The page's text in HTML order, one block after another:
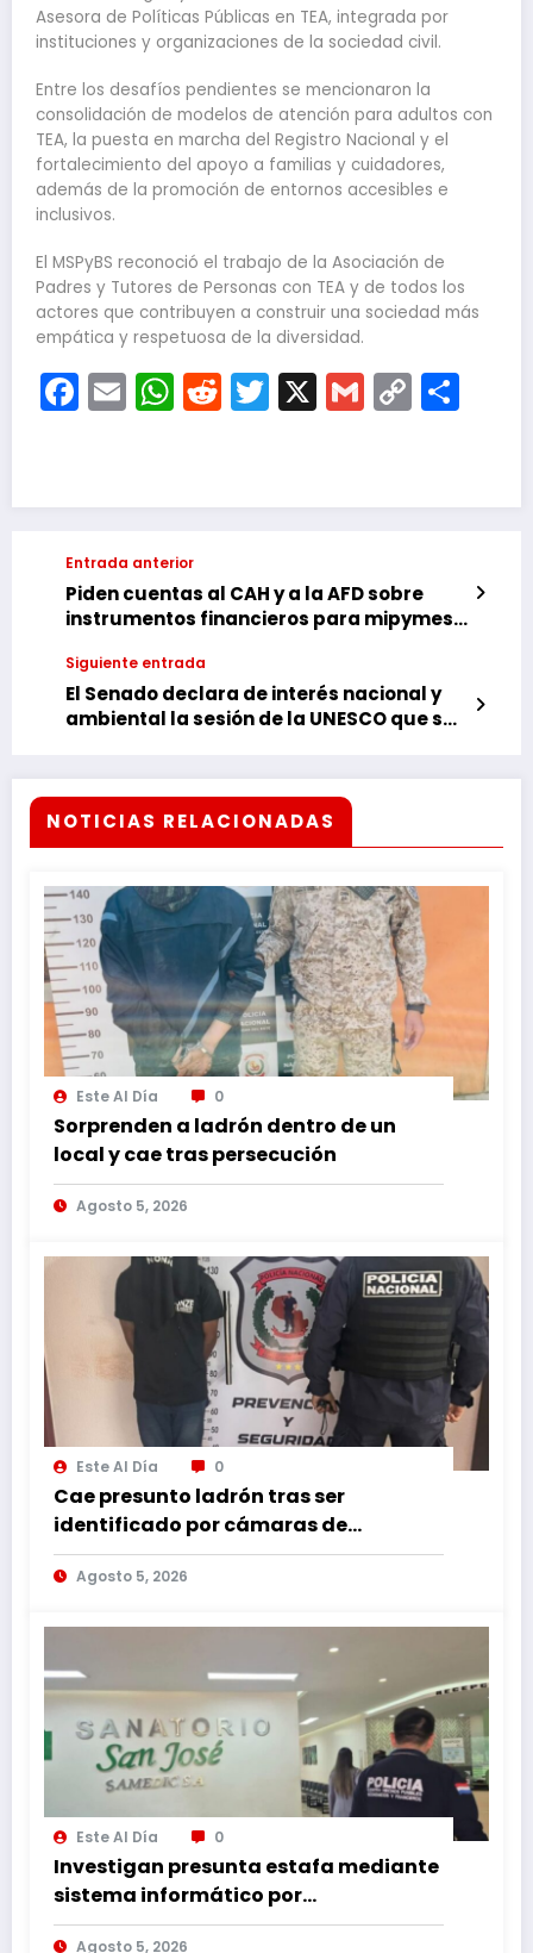
Asesora de Políticas Públicas en TEA, integrada por
instituciones y organizaciones de la sociedad civil.
Entre los desafíos pendientes se mencionaron la
consolidación de modelos de atención para adultos con
TEA, la puesta en marcha del Registro Nacional y el
fortalecimiento del apoyo a familias y cuidadores,
además de la promoción de entornos accesibles e
inclusivos.
El MSPyBS reconoció el trabajo de la Asociación de
Padres y Tutores de Personas con TEA y de todos los
actores que contribuyen a construir una sociedad más
empática y respetuosa de la diversidad.
Facebook
EmailWhatsApp
Reddit
Twitter
X Gmail
Copy
Entrada anterior
Piden cuentas al CAH y a la AFD sobre
instrumentos financieros para mipymes y
Siguiente entrada
El Senado declara de interés nacional y
ambiental la sesión de la UNESCO que se
NOTICIAS RELACIONADAS
Este Al Día 0
Sorprenden a ladrón dentro de un
local y cae tras persecución
Agosto 5, 2026
Este Al Día 0
Cae presunto ladrón tras ser
identificado por cámaras de
seguridad
Agosto 5, 2026
Este Al Día 0
Investigan presunta estafa mediante
sistema informático por
transferencia no autorizada de G. 350
Agosto 5, 2026